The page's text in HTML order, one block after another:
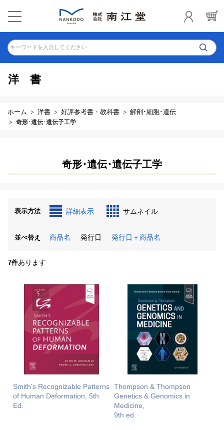
キーワードを入力してください
洋書
ホーム 洋書 好評参考書・教科書 解剖･細胞･遺伝
奇形･遺伝･遺伝子工学
奇形･遺伝･遺伝子工学
表示方法 詳細表示 サムネイル
並べ替え 商品名 発行日 発行日＋商品名
7件あります
Smith's Recognizable Patterns
of Human Deformation, 5th
Ed.
Thompson & Thompson
Genetics & Genomics in
Medicine,
9th ed.